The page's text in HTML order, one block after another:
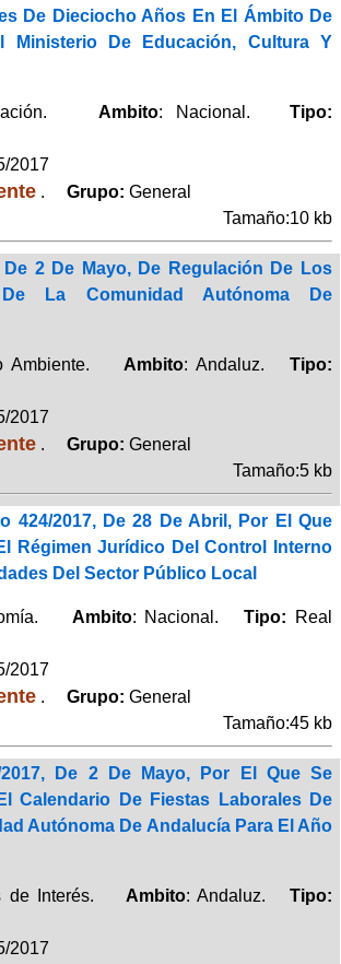
De Dieciocho Años En El Ámbito De
Ministerio De Educación, Cultura Y
Ambito: Nacional.Tipo:
2017
. Grupo: General
Tamaño:10 kb
De 2 De Mayo, De Regulación De Los
La Comunidad Autónoma De
Ambiente. Ambito: Andaluz.Tipo:
2017
. Grupo: General
Tamaño:5 kb
424/2017, De 28 De Abril, Por El Que
Régimen Jurídico Del Control Interno
Del Sector Público Local
Ambito: Nacional.Tipo:
Real
2017
. Grupo: General
Tamaño:45 kb
2017, De 2 De Mayo, Por El Que Se
Calendario De Fiestas Laborales De
Autónoma De Andalucía Para El Año
de Interés. Ambito: Andaluz.Tipo:
2017